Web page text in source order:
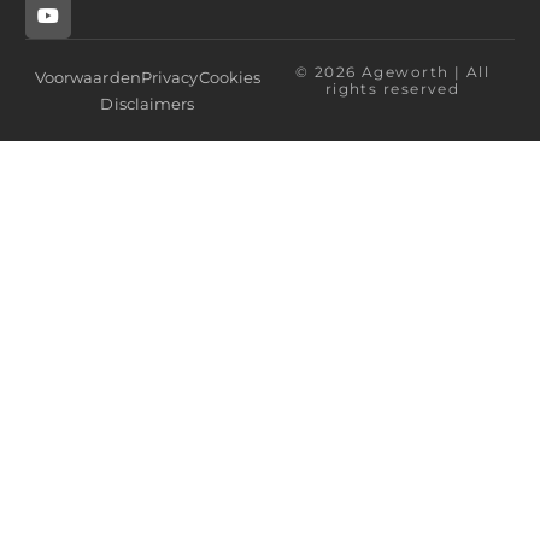
© 2026 Ageworth | All
rights reserved
VoorwaardenPrivacyCookies
Disclaimers